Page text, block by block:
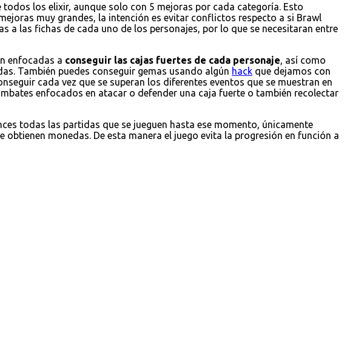
los elixir, aunque solo con 5 mejoras por cada categoría. Esto
muy grandes, la intención es evitar conflictos respecto a si Brawl
a las fichas de cada uno de los personajes, por lo que se necesitaran entre
enfocadas a conseguir las cajas fuertes de cada personaje , así como
También puedes conseguir gemas usando algún hack que dejamos con
cada vez que se superan los diferentes eventos que se muestran en
enfocados en atacar o defender una caja fuerte o también recolectar
todas las partidas que se jueguen hasta ese momento, únicamente
monedas. De esta manera el juego evita la progresión en función a